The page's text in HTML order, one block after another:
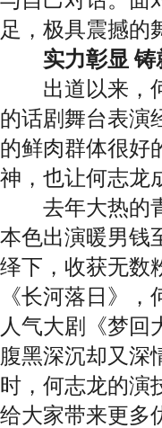
足，极具震撼的
实力彰显
出道以来，何
的话剧舞台表演
的鲜肉群体很好
神，也让何志龙
去年大热的青
本色出演暖男钱
绎下，收获无数
《长河落日》
人气大剧《梦回
腹黑深沉却又深
时，何志龙的演
给大家带来更多